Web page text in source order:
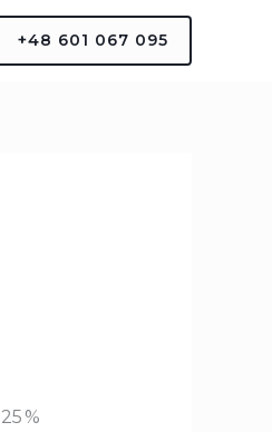
+48 601 067 095
%